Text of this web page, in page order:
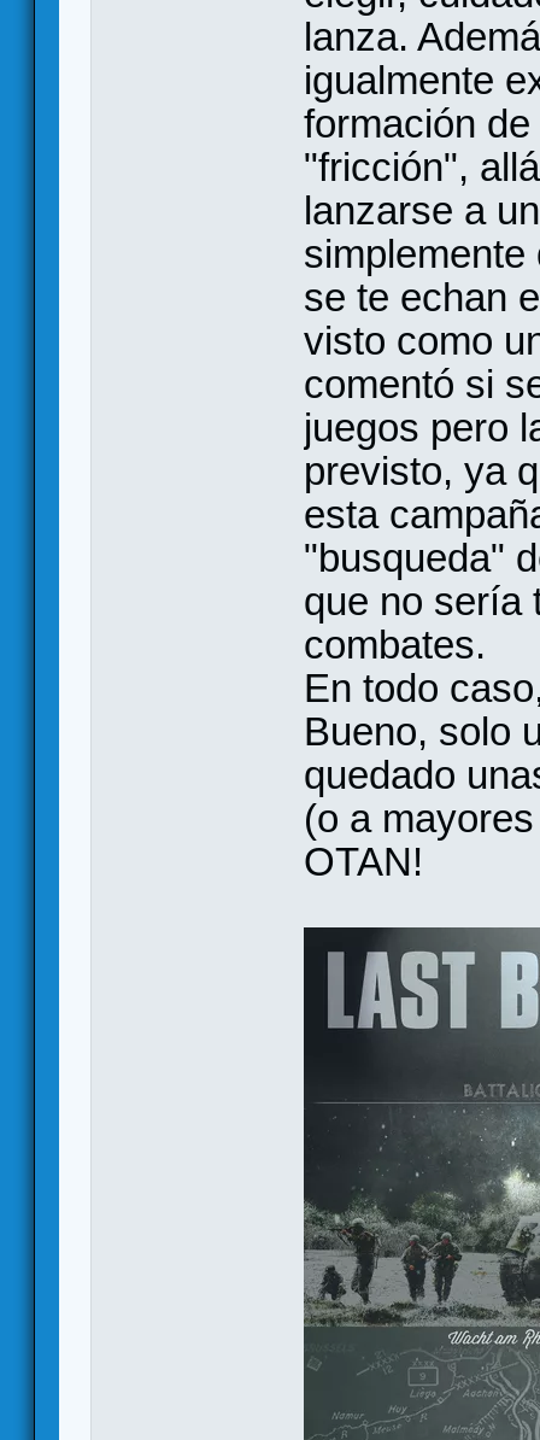
lanza.
igualmente
formación
"fricción",
lanzarse a
simplemente
se te echan
visto como
comentó si
juegos pero
previsto, ya
esta
"busqueda"
que no sería
combates.
En todo
Bueno, solo
quedado
(o a
OTAN!